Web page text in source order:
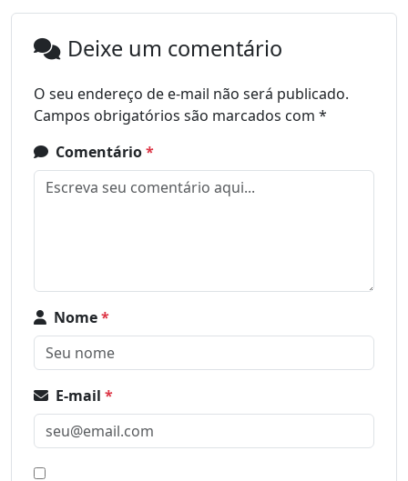
Deixe um comentário
O seu endereço de e-mail não será publicado.
Campos obrigatórios são marcados com *
Comentário*
Nome*
E-mail *